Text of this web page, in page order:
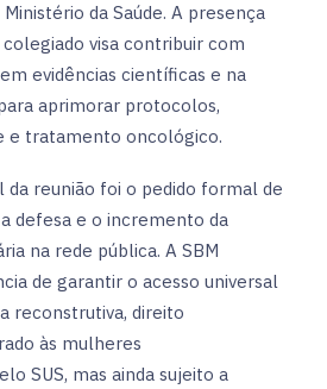
da Saúde. A presença
colegiado visa contribuir com
evidências científicas e na
aprimorar protocolos,
e tratamento oncológico.
reunião foi o pedido formal de
defesa e o incremento da
na rede pública. A SBM
de garantir o acesso universal
reconstrutiva, direito
às mulheres
SUS, mas ainda sujeito a